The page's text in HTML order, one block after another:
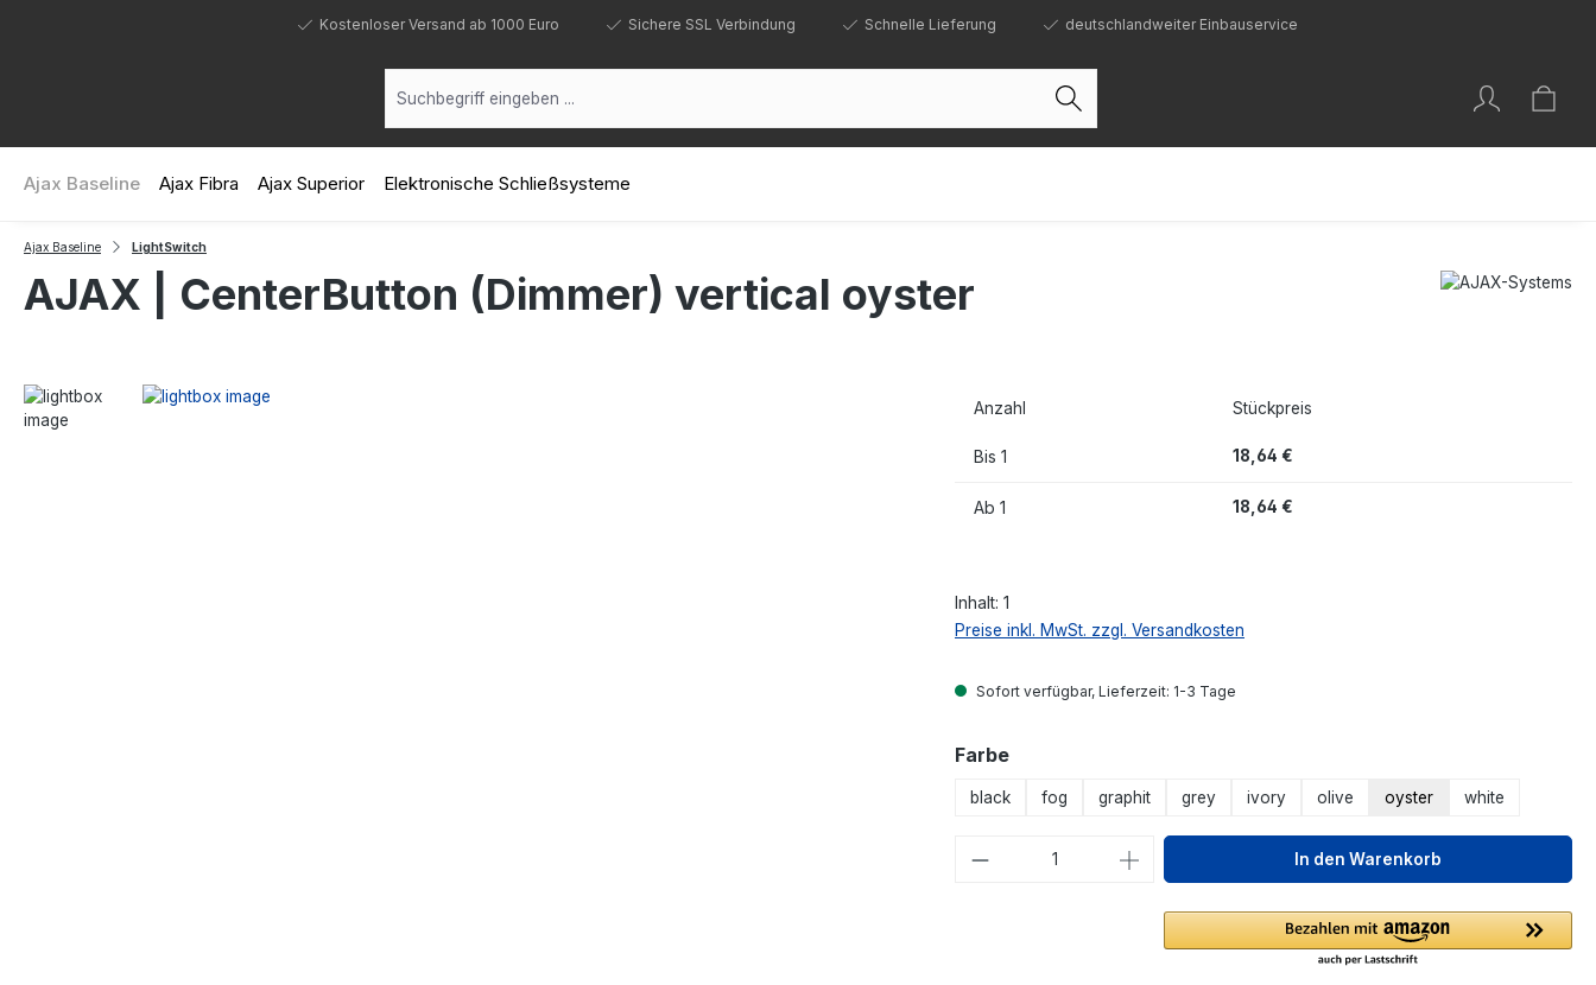
Kostenloser Versand ab 1000 Euro Sichere SSL Verbindung Schnelle Lieferung deutschlandweiter Einbauservice
Ajax Baseline Ajax Fibra Ajax Superior Elektronische Schließsysteme
Ajax Baseline LightSwitch
AJAX | CenterButton (Dimmer) vertical oyster
Anzahl Stückpreis
Bis 1 18,64 €
Ab 1 18,64 €
Inhalt: 1
Preise inkl. MwSt. zzgl. Versandkosten
Sofort verfügbar, Lieferzeit: 1-3 Tage
Farbeauswählen
black fog graphit grey ivory olive oyster white
Produkt Anzahl: Gib den gewünschten Wert
In den Warenkorb